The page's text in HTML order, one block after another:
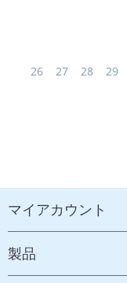
26 27 28 29
マイアカウント
製品